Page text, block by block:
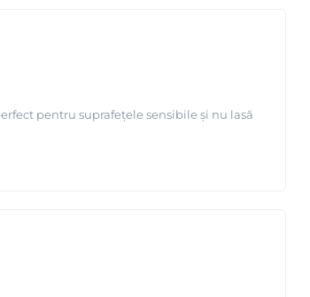
pentru suprafețele sensibile și nu lasă